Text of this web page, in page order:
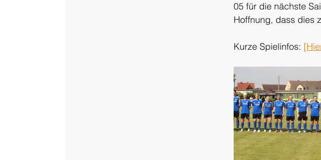
05 für die nächste
Hoffnung, dass dies
Kurze Spielinfos: